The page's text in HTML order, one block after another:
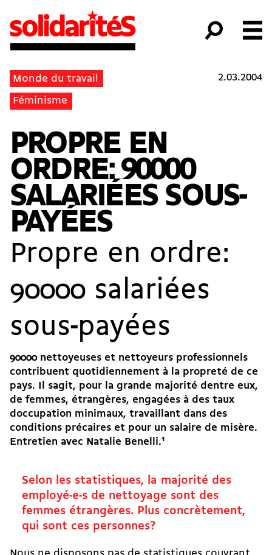
Monde du travail
Féminisme
2.03.2004
PROPRE EN
ORDRE: 90000
SALARIÉES SOUS-
PAYÉES
Propre en ordre:
90000 salariées
sous-payées
90000 nettoyeuses et nettoyeurs professionnels
contribuent quotidiennement à la propreté de ce
pays. Il sagit, pour la grande majorité dentre eux,
de femmes, étrangères, engagées à des taux
doccupation minimaux, travaillant dans des
conditions précaires et pour un salaire de misère.
Entretien avec Natalie Benelli.1
Selon les statistiques, la majorité des
employé-e-s de nettoyage sont des
femmes étrangères. Plus concrètement,
qui sont ces personnes?